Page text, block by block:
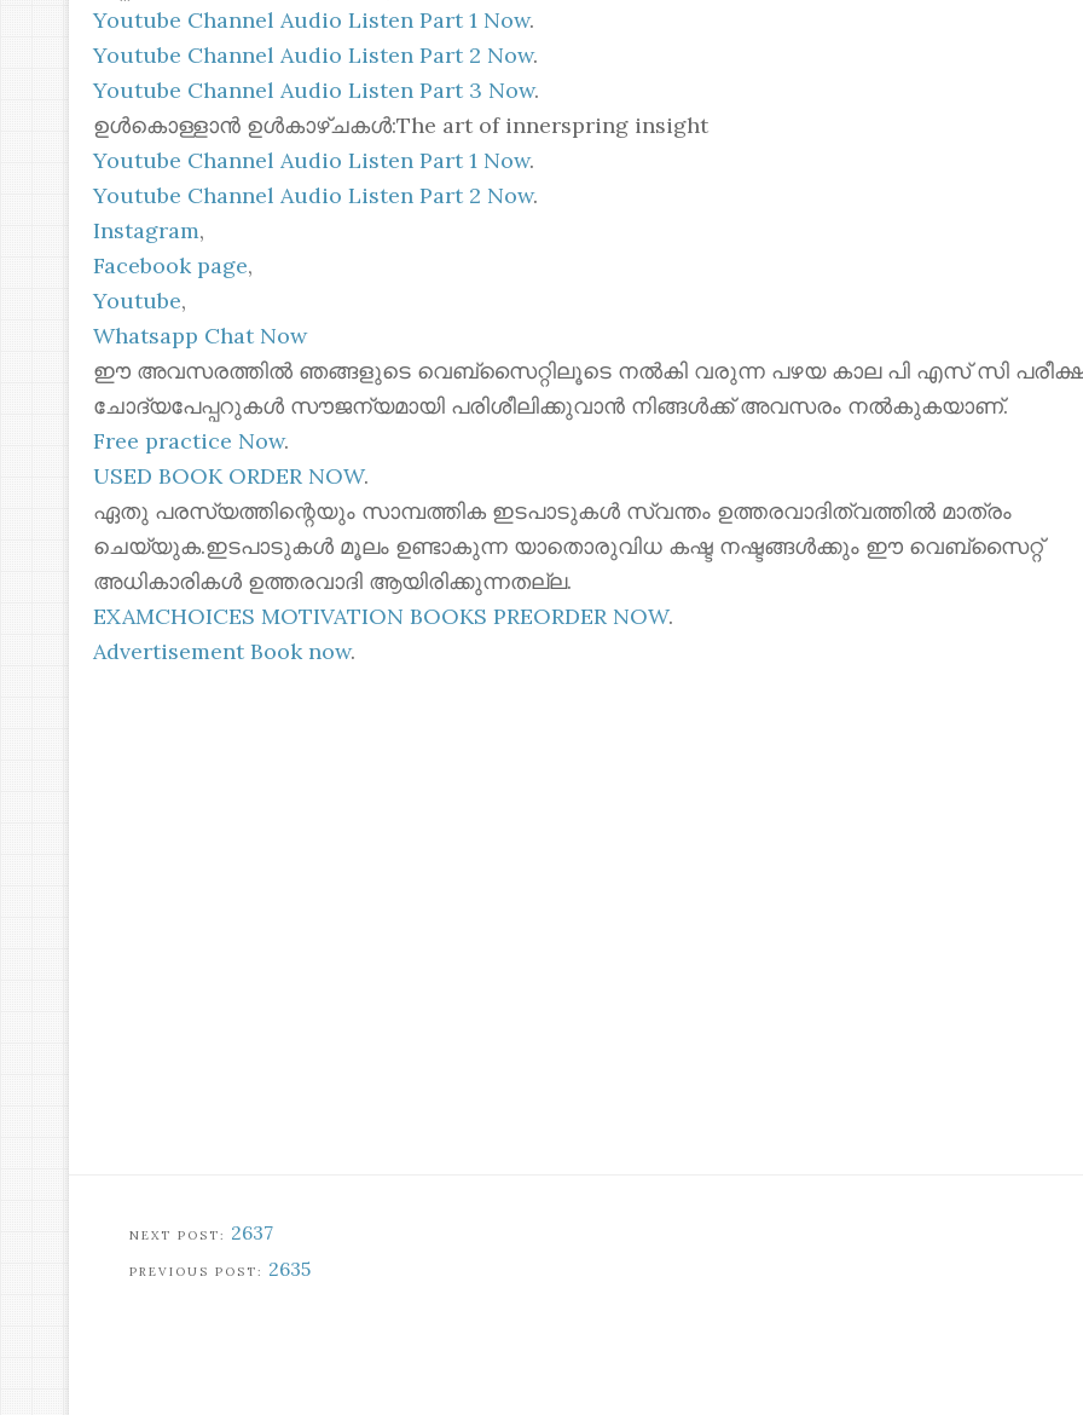
Youtube Channel Audio Listen Part 1 Now.
Youtube Channel Audio Listen Part 2 Now.
Youtube Channel Audio Listen Part 3 Now.
ഉൾകൊള്ളാൻ ഉൾകാഴ്ചകൾ:The art of innerspring insight
Youtube Channel Audio Listen Part 1 Now.
Youtube Channel Audio Listen Part 2 Now.
Instagram,
Facebook page,
Youtube,
Whatsapp Chat Now
ഈ അവസരത്തിൽ ഞങ്ങളുടെ വെബ്സൈറ്റിലൂടെ നൽകി വരുന്ന പഴയ കാല പി എസ് സി
ചോദ്യപേപ്പറുകൾ സൗജന്യമായി പരിശീലിക്കുവാൻ നിങ്ങൾക്ക് അവസരം നൽകുകയാണ്.
Free practice Now.
USED BOOK ORDER NOW.
ഏതു പരസ്യത്തിന്റെയും സാമ്പത്തിക ഇടപാടുകൾ സ്വന്തം ഉത്തരവാദിത്വത്തിൽ മാത്രം
ചെയ്യുക.ഇടപാടുകൾ മൂലം ഉണ്ടാകുന്ന യാതൊരുവിധ കഷ്ട നഷ്ടങ്ങൾക്കും ഈ വെബ്സൈറ്റ്
അധികാരികൾ ഉത്തരവാദി ആയിരിക്കുന്നതല്ല.
EXAMCHOICES MOTIVATION BOOKS PREORDER NOW.
Advertisement Book now.
2637
2635